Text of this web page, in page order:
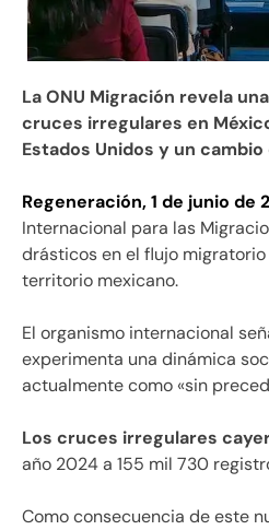
La ONU Migración revela
cruces irregulares en
Estados Unidos y un
Regeneración, 1 de junio de
Internacional para las
drásticos en el flujo
territorio mexicano.
El organismo internacional
experimenta una dinámica
actualmente como «sin
Los cruces irregulares
año 2024 a 155 mil 730
Como consecuencia de este